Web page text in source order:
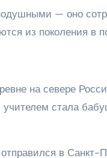
— оно
из поколения в
на севере
стала
в Санкт-